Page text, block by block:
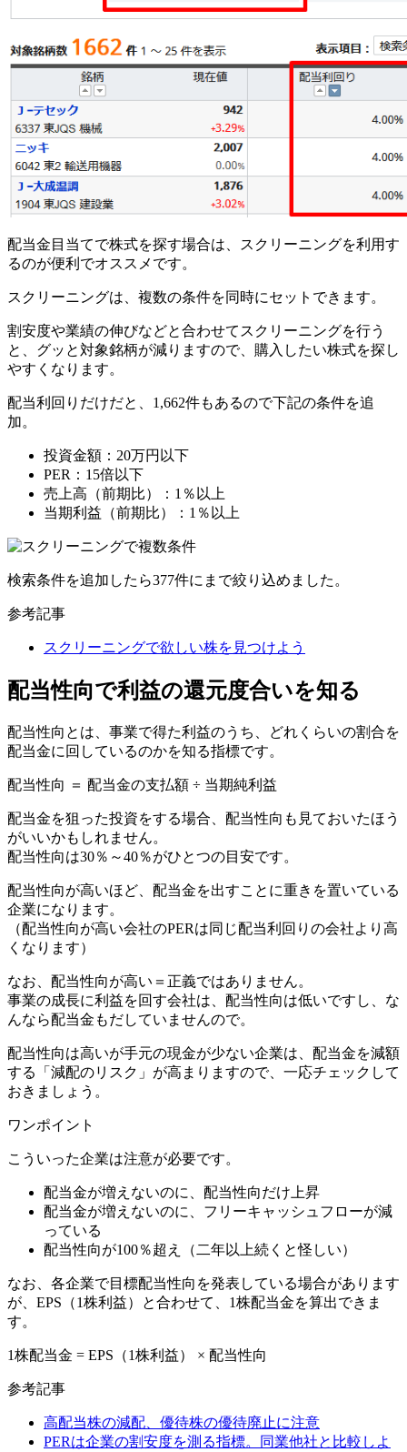
配当金目当てで株式を探す場合は、 スクリーニングを利用す
るのが便利でオススメ です。
スクリーニングは、複数の条件を同時にセットできます。
割安度や業績の伸びなどと合わせてスクリーニングを行う
と、グッと対象銘柄が減りますので、購入したい株式を探し
やすくなります。
配当利回りだけだと、1,662件もあるので下記の条件を追
加。
投資金額：20万円以下
PER：15倍以下
売上高（前期比）：1％以上
当期利益（前期比）：1％以上
検索条件を追加したら377件にまで絞り込めました。
参考記事
スクリーニングで欲しい株を見つけよう
配当性向で利益の還元度合いを知る
配当性向とは、事業で得た利益のうち、どれくらいの割合を
配当金に回しているのかを知る指標です。
配当性向 ＝ 配当金の支払額 ÷ 当期純利益
配当金を狙った投資をする場合、 配当性向も見ておいたほう
がいいかもしれません。
配当性向は30％～40％がひとつの目安です。
配当性向が高いほど、配当金を出すことに重きを置いている
企業になります。
（配当性向が高い会社のPERは同じ配当利回りの会社より高
くなります）
なお、配当性向が高い＝正義ではありません。
事業の成長に利益を回す会社は、配当性向は低いですし、な
んなら配当金もだしていませんので。
配当性向は高いが手元の現金が少ない企業は、配当金を減額
する「減配のリスク」が高まりますので、一応チェックして
おきましょう。
ワンポイント
こういった企業は注意が必要です。
配当金が増えないのに、配当性向だけ上昇
配当金が増えないのに、フリーキャッシュフローが減
っている
配当性向が100％超え（二年以上続くと怪しい）
なお、各企業で目標配当性向を発表している場合があります
が、EPS（1株利益）と合わせて、1株配当金を算出できま
す。
1株配当金 = EPS（1株利益） × 配当性向
参考記事
高配当株の減配、優待株の優待廃止に注意
PERは企業の割安度を測る指標。同業他社と比較しよ